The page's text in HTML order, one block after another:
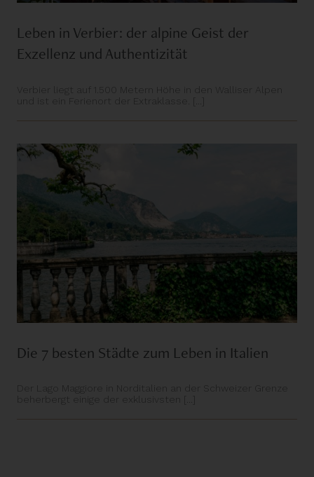
Leben in Verbier: der alpine Geist der
Exzellenz und Authentizität
Verbier liegt auf 1.500 Metern Höhe in den Walliser Alpen
und ist ein Ferienort der Extraklasse. [...]
Die 7 besten Städte zum Leben in Italien
Der Lago Maggiore in Norditalien an der Schweizer Grenze
beherbergt einige der exklusivsten [...]